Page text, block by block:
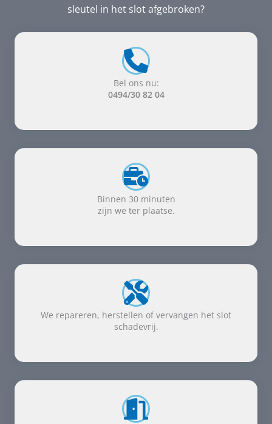
sleutel in het slot afgebroken?
Bel ons nu:
0494/30 82 04
Binnen 30 minuten
zijn we ter plaatse.
We repareren, herstellen of vervangen het slot
schadevrij.